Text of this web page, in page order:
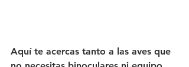
Aquí te acercas tanto a las aves que